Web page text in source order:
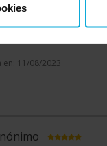
más?No lo sé
11/08/2023